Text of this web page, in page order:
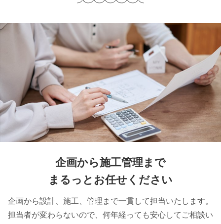
企画から施工管理まで
まるっとお任せください
企画から設計、施工、管理まで一貫して担当いたします。
担当者が変わらないので、何年経っても安心してご相談い